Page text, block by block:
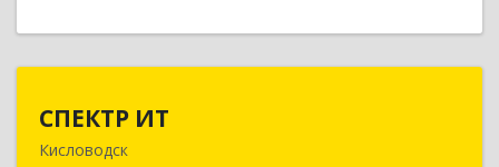
СПЕКТР ИТ
Кисловодск
357736, Ставропольский край, Кисловодск г,